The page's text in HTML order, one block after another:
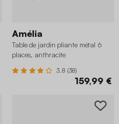
Amélia
Table de jardin pliante métal 6
places, anthracite
3.8 (38)
159,99 €